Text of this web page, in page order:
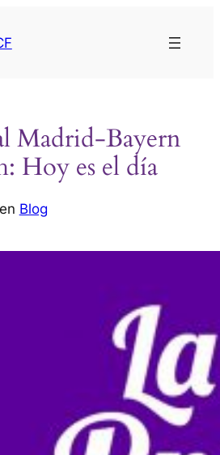
Madrid-Bayern
Hoy es el día
Blog